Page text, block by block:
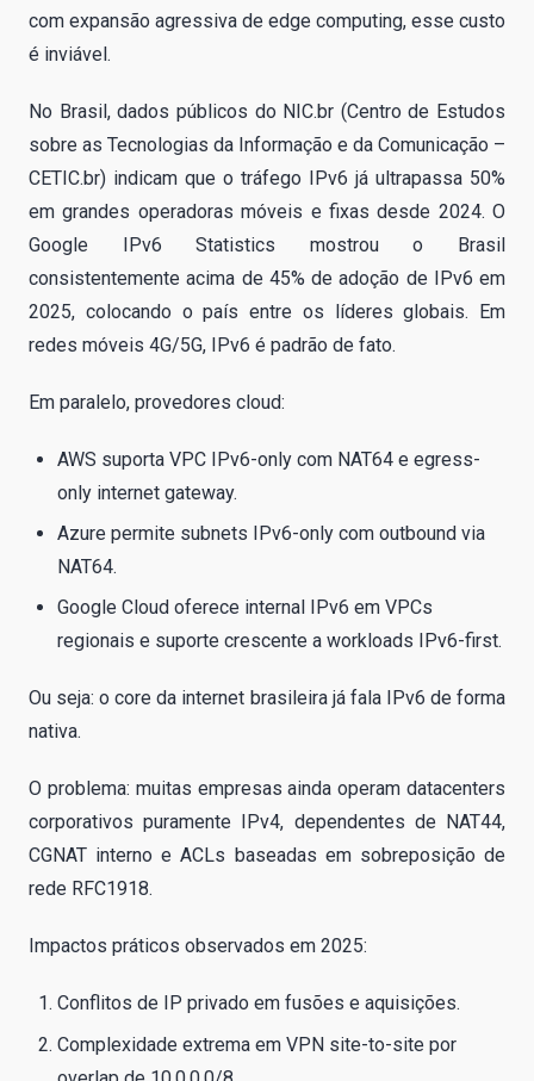
com expansão agressiva de edge computing, esse custo
é inviável.
No Brasil, dados públicos do NIC.br (Centro de Estudos
sobre as Tecnologias da Informação e da Comunicação –
CETIC.br) indicam que o tráfego IPv6 já ultrapassa 50%
em grandes operadoras móveis e fixas desde 2024. O
Google IPv6 Statistics mostrou o Brasil
consistentemente acima de 45% de adoção de IPv6 em
2025, colocando o país entre os líderes globais. Em
redes móveis 4G/5G, IPv6 é padrão de fato.
Em paralelo, provedores cloud:
AWS suporta VPC IPv6-only com NAT64 e egress-
only internet gateway.
Azure permite subnets IPv6-only com outbound via
NAT64.
Google Cloud oferece internal IPv6 em VPCs
regionais e suporte crescente a workloads IPv6-first.
Ou seja: o core da internet brasileira já fala IPv6 de forma
nativa.
O problema: muitas empresas ainda operam datacenters
corporativos puramente IPv4, dependentes de NAT44,
CGNAT interno e ACLs baseadas em sobreposição de
rede RFC1918.
Impactos práticos observados em 2025:
Conflitos de IP privado em fusões e aquisições.
Complexidade extrema em VPN site-to-site por